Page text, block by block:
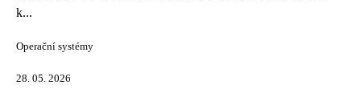
k...
Operační systémy
28. 05. 2026